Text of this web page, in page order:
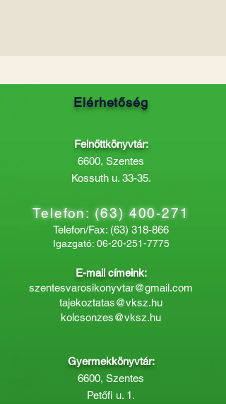
Elérhetőség
Felnőttkönyvtár:
6600, Szentes
Kossuth u. 33-35.
Telefon:(63) 400-271
Telefon/Fax: (63) 318-866
Igazgató: 06-20-251-7775
E-mail címeink:
szentesvarosikonyvtar@gmail.com
tajekoztatas@vksz.hu
kolcsonzes@vksz.hu
Gyermekkönyvtár:
6600, Szentes
Petőfi u. 1.